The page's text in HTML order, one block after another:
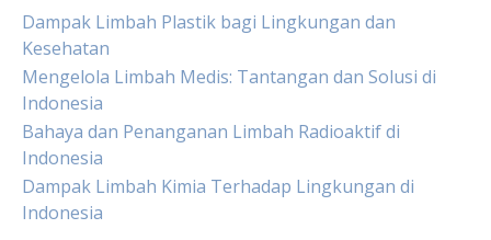
Dampak Limbah Plastik bagi Lingkungan dan
Kesehatan
Mengelola Limbah Medis: Tantangan dan Solusi di
Indonesia
Bahaya dan Penanganan Limbah Radioaktif di
Indonesia
Dampak Limbah Kimia Terhadap Lingkungan di
Indonesia